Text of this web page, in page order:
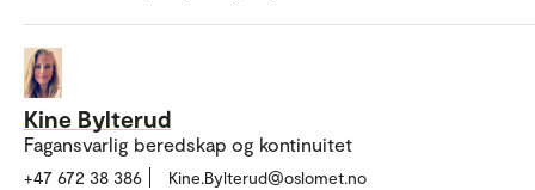
Kine Bylterud
Fagansvarlig beredskap og kontinuitet
+47 672 38 386 Kine.Bylterud@oslomet.no